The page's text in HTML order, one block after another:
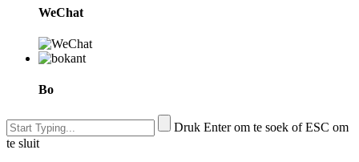
WeChat
Bo
Druk Enter om te soek of ESC om
te sluit